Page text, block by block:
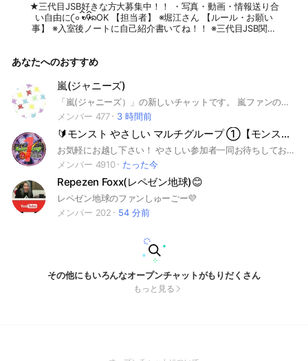
★三代目JSB好きな方大募集中！！ ・写真・動画・情報送り合
い自由に𛰙᭜𖫴𖫰𖫱𖫳𖫲𖫲𖫳𖫴𖫰𖫱꛰ ᭜𖫴𖫰𖫱𖫳𖫲𖫲𖫳𖫴𖫰𖫱꛰ʕᨦOK 【担当者】 ※堀江さん 【ルール・お願い
事】 ※入室後ノートに自己紹介書いてね！！ ※三代目JSB関係
あなたへのおすすめ
嵐(ジャニーズ)
「嵐(ジャニーズ）」の新しいチャットです。 嵐ファンの人は是非入ってくださいね！
メンバー 477
3 時間前
🔰モンスト やさしい マルチグループ ①【モンスターストライク】
お気軽にお越し下さい！ やさしい参加者一同お待ちしております。 #サカモトデイズ コラボを全力でやります。 モンストマルチ用グループとなります。 初心者さんのサポートを行っております。 その他、メダル、神殿専用系列グループがあります。 #呪術廻戦 #フリーレン #チョイスガチャ #マルチガチャ #コイン #遊戯王 #モンスターストライク #モンスト #もんすと #コラボ #こらぼ #運極 #モンストの日 #ガンダム #超究極 #DNA #大規模 #最大 #初心者 #初心者歓迎 #コイン #オラコイン #守護獣 #絆のカケラ #超究極 #マルチ募集 #XFLAG #エックスフラッグ #フラパ #秘海 #秘海の冒険船
メンバー 4910
たった今
Repezen Foxx(レペゼン地球)😊
レペゼン地球のファンしゅーごー💜
メンバー 202
54 分前
その他にもいろんなオープンチャットがもりだくさん
もっと見る